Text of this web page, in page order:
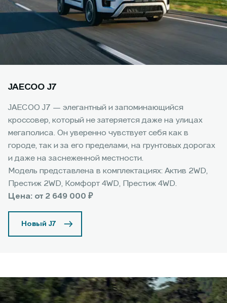
JAECOO J7
JAECOO J7 — элегантный и запоминающийся
кроссовер, который не затеряется даже на улицах
мегаполиса. Он уверенно чувствует себя как в
городе, так и за его пределами, на грунтовых дорогах
и даже на заснеженной местности.
Модель представлена в комплектациях: Актив 2WD,
Престиж 2WD, Комфорт 4WD, Престиж 4WD.
Цена: от 2 649 000 ₽
Новый J7